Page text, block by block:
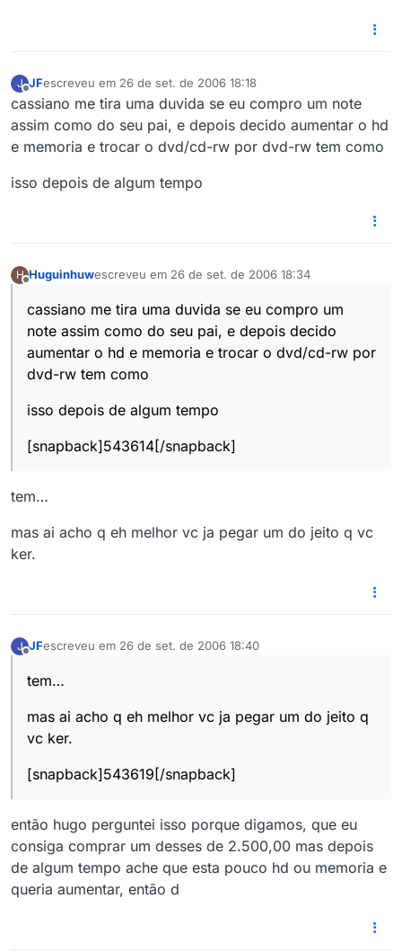
J
Offline
JFescreveu em 26 de set. de 2006 18:18
última edição por
cassiano me tira uma duvida se eu compro um note
assim como do seu pai, e depois decido aumentar o hd
e memoria e trocar o dvd/cd-rw por dvd-rw tem como
isso depois de algum tempo
H Huguinhuwescreveu em 26 de set. de 2006 18:34
última edição por
cassiano me tira uma duvida se eu compro um
note assim como do seu pai, e depois decido
aumentar o hd e memoria e trocar o dvd/cd-rw por
dvd-rw tem como
isso depois de algum tempo
[snapback]543614[/snapback]
tem…
mas ai acho q eh melhor vc ja pegar um do jeito q vc
ker.
J JFescreveu em 26 de set. de 2006 18:40
última edição por
tem…
mas ai acho q eh melhor vc ja pegar um do jeito q
vc ker.
[snapback]543619[/snapback]
então hugo perguntei isso porque digamos, que eu
consiga comprar um desses de 2.500,00 mas depois
de algum tempo ache que esta pouco hd ou memoria e
queria aumentar, então d